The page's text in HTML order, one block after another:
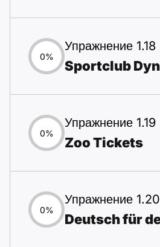
0%
Упражнение 1.18
Sportclub
0%
Упражнение 1.19
Zoo Tickets
0%
Упражнение 1.20
Deutsch für